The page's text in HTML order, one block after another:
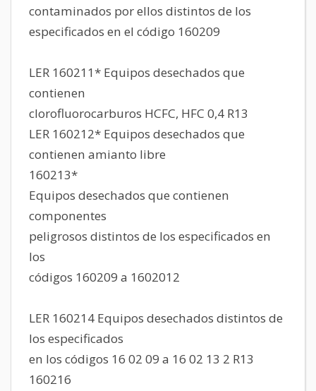
contaminados por ellos distintos de los
especificados en el código 160209
LER 160211* Equipos desechados que
contienen
clorofluorocarburos HCFC, HFC 0,4 R13
LER 160212* Equipos desechados que
contienen amianto libre
160213*
Equipos desechados que contienen
componentes
peligrosos distintos de los especificados en
los
códigos 160209 a 1602012
LER 160214 Equipos desechados distintos de
los especificados
en los códigos 16 02 09 a 16 02 13 2 R13
160216